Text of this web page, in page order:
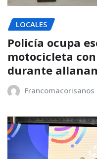
LOCALES
Policía ocupa
motocicleta
durante
Francomacorisanos